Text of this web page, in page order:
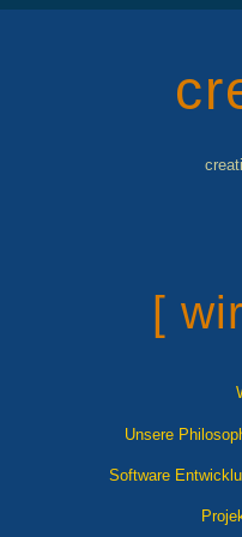
[
Unsere
Software